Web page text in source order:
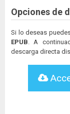
Opciones de
Si lo deseas
EPUB . A
descarga directa